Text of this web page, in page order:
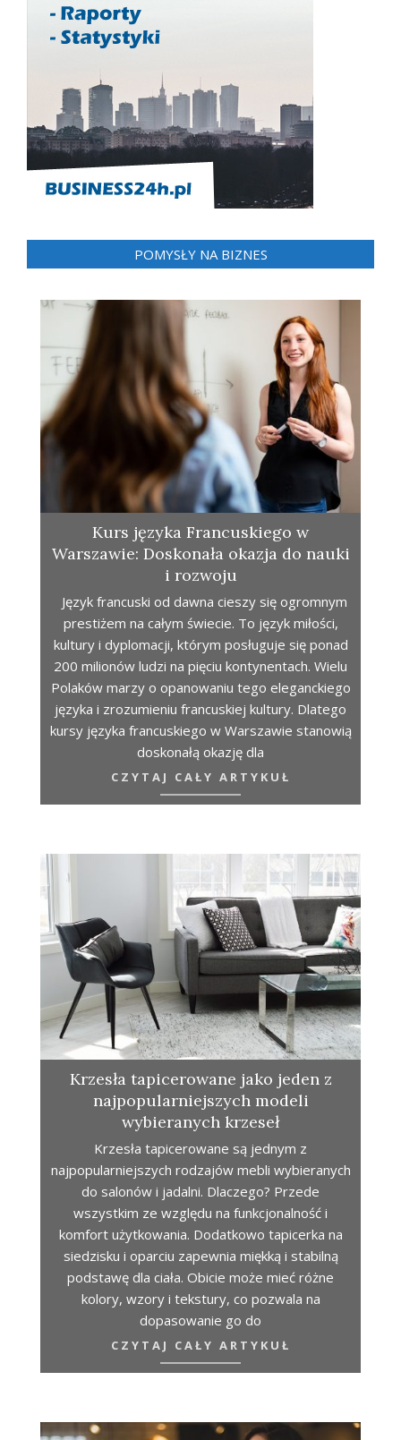
POMYSŁY NA BIZNES
Kurs języka Francuskiego w
Warszawie: Doskonała okazja do nauki
i rozwoju
Język francuski od dawna cieszy się ogromnym
prestiżem na całym świecie. To język miłości,
kultury i dyplomacji, którym posługuje się ponad
200 milionów ludzi na pięciu kontynentach. Wielu
Polaków marzy o opanowaniu tego eleganckiego
języka i zrozumieniu francuskiej kultury. Dlatego
kursy języka francuskiego w Warszawie stanowią
doskonałą okazję dla
CZYTAJ CAŁY ARTYKUŁ
Krzesła tapicerowane jako jeden z
najpopularniejszych modeli
wybieranych krzeseł
Krzesła tapicerowane są jednym z
najpopularniejszych rodzajów mebli wybieranych
do salonów i jadalni. Dlaczego? Przede
wszystkim ze względu na funkcjonalność i
komfort użytkowania. Dodatkowo tapicerka na
siedzisku i oparciu zapewnia miękką i stabilną
podstawę dla ciała. Obicie może mieć różne
kolory, wzory i tekstury, co pozwala na
dopasowanie go do
CZYTAJ CAŁY ARTYKUŁ